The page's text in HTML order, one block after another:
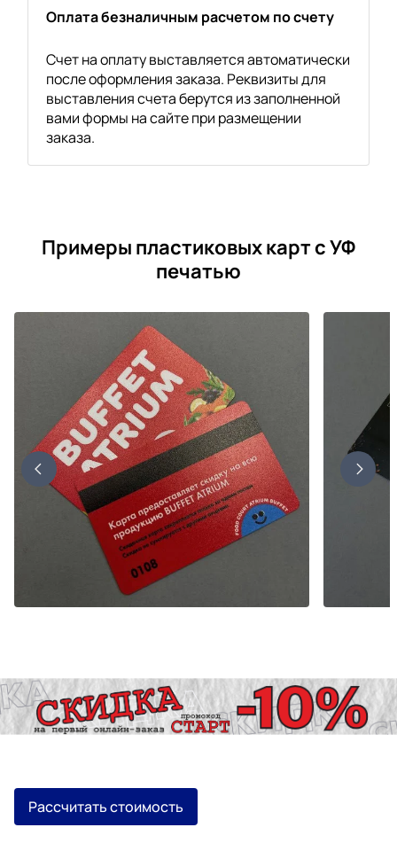
Оплата безналичным расчетом по счету
Счет на оплату выставляется автоматически
после оформления заказа. Реквизиты для
выставления счета берутся из заполненной
вами формы на сайте при размещении
заказа.
Примеры пластиковых карт с УФ
печатью
Рассчитать стоимость